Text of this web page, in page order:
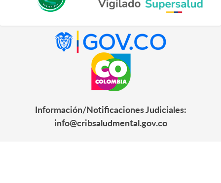
Información/Notificaciones Judiciales:
info@cribsaludmental.gov.co